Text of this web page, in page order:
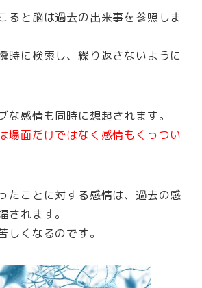
ると脳は過去の出来事を参照しま
時に検索し、繰り返さないように
な感情も同時に想起されます。
場面だけではなく感情もくっつい
たことに対する感情は、過去の感
されます。
しくなるのです。